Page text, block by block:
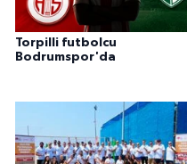
Torpilli futbolcu
Bodrumspor'da